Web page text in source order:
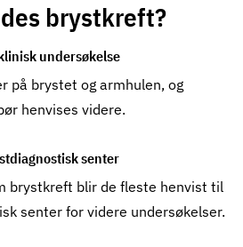
brystkreft?
undersøkelse
på brystet og armhulen, og
henvises videre.
senter
brystkreft blir de fleste henvist til
senter for videre undersøkelser.